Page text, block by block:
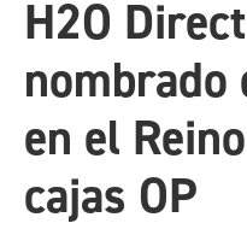
H2O
en el
cajas OP